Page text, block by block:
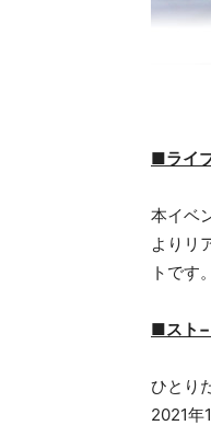
■ライ
本イベ
よりリ
トです。
■スト
ひとり
2021年